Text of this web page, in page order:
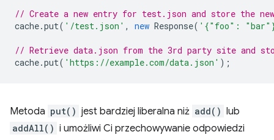
// Create a new entry for test.json and store the
cache.put( '/test.json' , new Response( '{"foo":
// Retrieve data.json from the 3rd party site and
cache.put( 'https://example.com/data.json' );
Metoda put() jest bardziej liberalna niż add() lub
addAll() i umożliwi Ci przechowywanie odpowiedzi